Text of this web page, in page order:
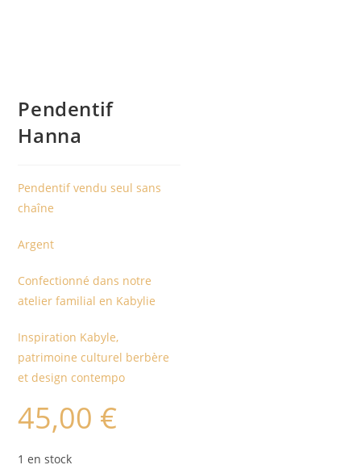
Pendentif
Hanna
Pendentif vendu seul sans
chaîne
Argent
Confectionné dans notre
atelier familial en Kabylie
Inspiration Kabyle,
patrimoine culturel berbère
et design contempo
45,00 €
1 en stock